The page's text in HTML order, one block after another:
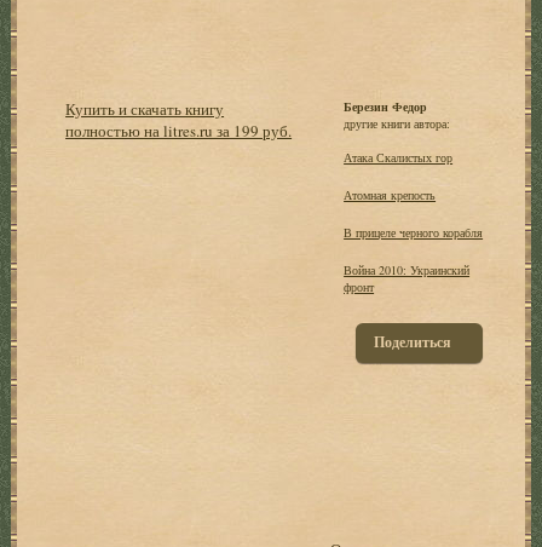
Купить и скачать книгу
полностью на litres.ru за 199 руб.
Березин Федор
другие книги автора:
Атака Скалистых гор
Атомная крепость
В прицеле черного корабля
Война 2010: Украинский
фронт
Поделиться